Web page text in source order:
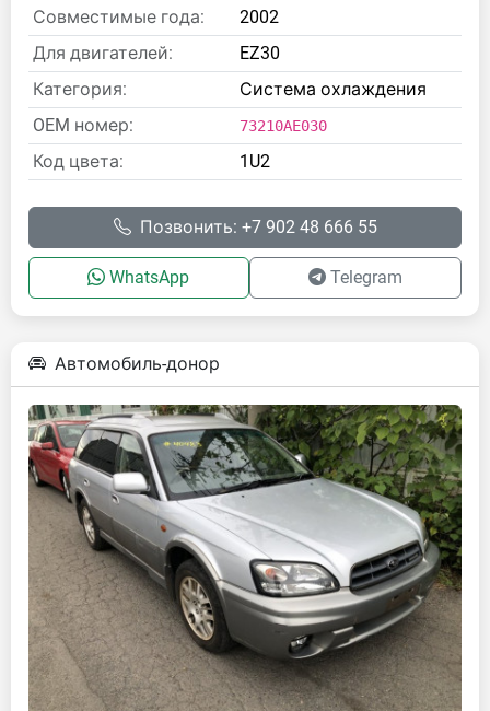
Совместимые года:
2002
Для двигателей:
EZ30
Категория:
Система охлаждения
OEM номер:
73210AE030
Код цвета: 1U2
Позвонить: +7 902 48 666 55
WhatsApp Telegram
Автомобиль-донор